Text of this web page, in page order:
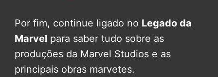
Por fim, continue ligado no Legado da
Marvel para saber tudo sobre as
produções da Marvel Studios e as
principais obras marvetes.